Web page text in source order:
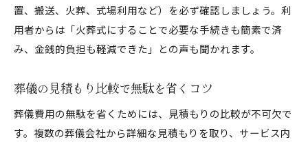
置、搬送、火葬、式場利用など）を必ず確認しましょう。利
用者からは「火葬式にすることで必要な手続きも簡素で済
み、金銭的負担も軽減できた」との声も聞かれます。
葬儀の見積もり比較で無駄を省くコツ
葬儀費用の無駄を省くためには、見積もりの比較が不可欠で
す。複数の葬儀会社から詳細な見積もりを取り、サービス内